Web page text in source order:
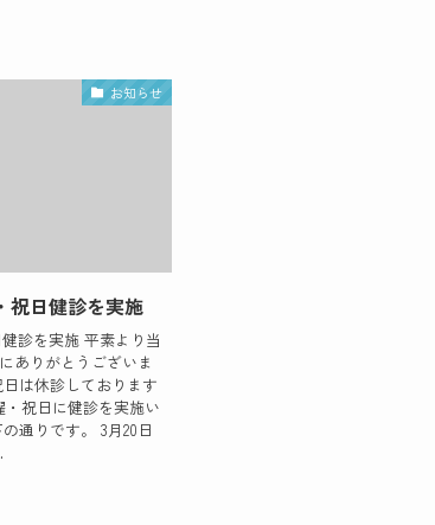
お知らせ
祝日健診を実施
健診を実施 平素より当
ありがとうございま
は休診しております
祝日に健診を実施い
通りです。 3月20日